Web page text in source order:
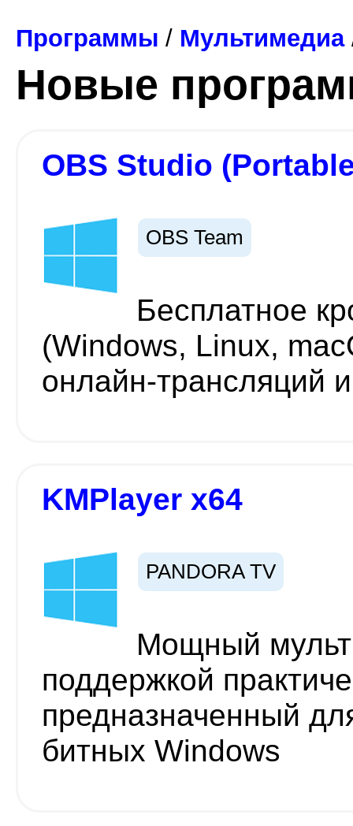
Программы / Мультимедиа
Новые
OBS Studio
OBS Team
Бесплатное
(Windows, Linux,
онлайн-трансляций
KMPlayer x64
PANDORA TV
Мощный
поддержкой
предназначенный
битных Windows